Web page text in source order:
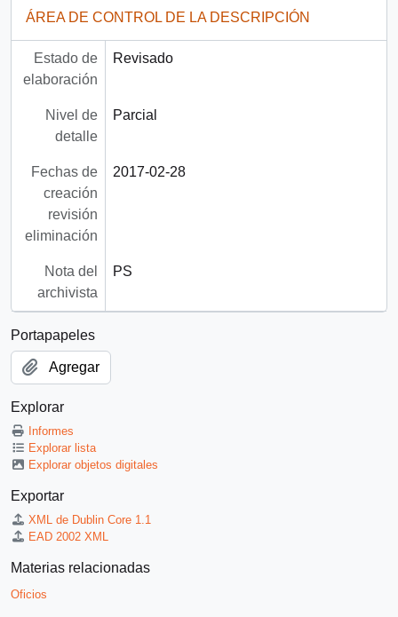
ÁREA DE CONTROL DE LA DESCRIPCIÓN
Estado de
elaboración
Revisado
Nivel de
detalle
Parcial
Fechas de
creación
revisión
eliminación
2017-02-28
Nota del
archivista
PS
Portapapeles
Agregar
Explorar
Informes
Explorar lista
Explorar objetos digitales
Exportar
XML de Dublin Core 1.1
EAD 2002 XML
Materias relacionadas
Oficios